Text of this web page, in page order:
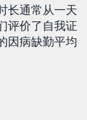
长通常从一天
评价了自我证
因病缺勤平均